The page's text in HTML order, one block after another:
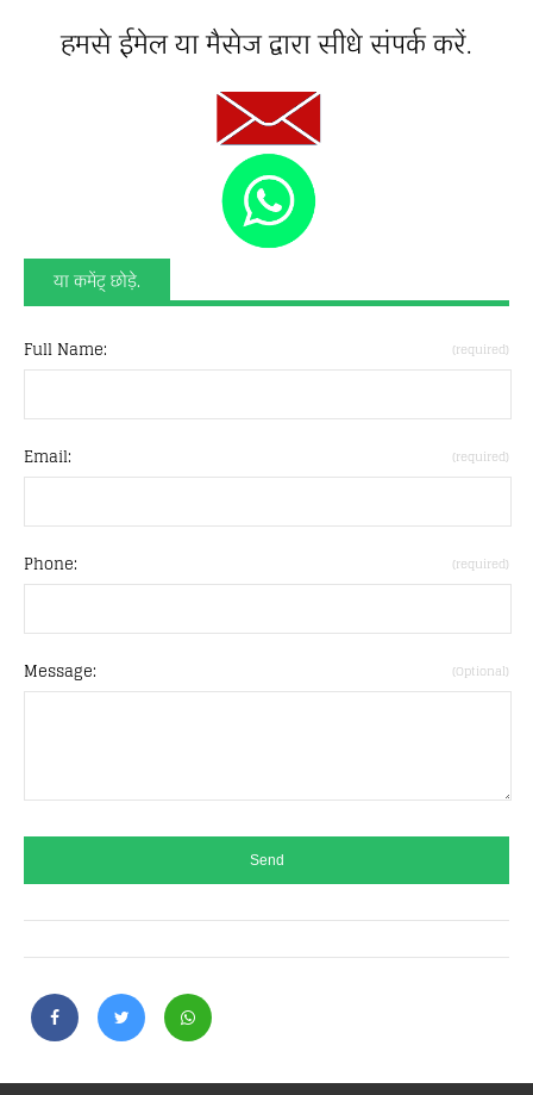
हमसे ईमेल या मैसेज द्वारा सीधे संपर्क करें.
या कमेंट् छोड़े.
Full Name: (required)
Email: (required)
Phone: (required)
Message: (Optional)